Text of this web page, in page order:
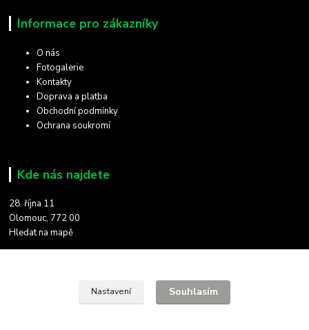
Informace pro zákazníky
O nás
Fotogalerie
Kontakty
Doprava a platba
Obchodní podmínky
Ochrana soukromí
Kde nás najdete
28. října 11
Olomouc, 772 00
Hledat na mapě
Nastavení Souhlasím